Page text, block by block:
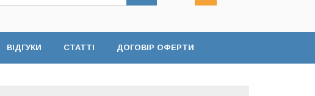
ВІДГУКИ СТАТТІ ДОГОВІР ОФЕРТИ